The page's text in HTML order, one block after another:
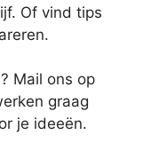
Of vind tips
Mail ons op
graag
je ideeën.